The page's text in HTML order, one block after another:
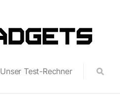
Unser Test-Rechner